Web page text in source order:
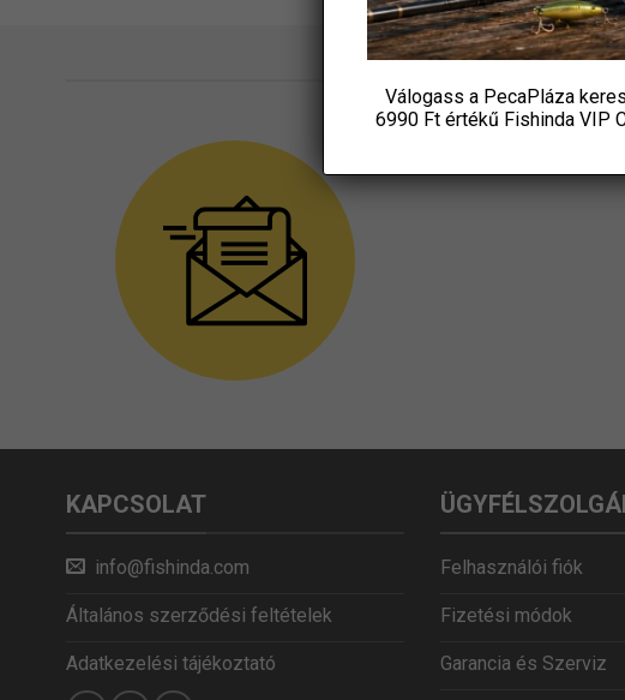
ÉRTESÜLJ
KAPCSOLAT
info@fishinda.com
Általános szerződési feltételek
Adatkezelési tájékoztató
Felhasználói fiók
Fizetési módok
Garancia és Szerviz
Válogass a PecaPláza
6990 Ft értékű Fishinda VIP